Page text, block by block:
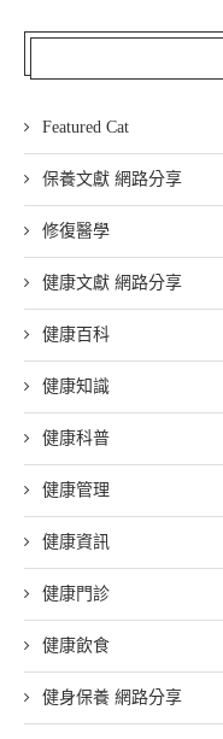
Featured Cat
保養文獻 網路分享
修復醫學
健康文獻 網路分享
健康百科
健康知識
健康科普
健康管理
健康資訊
健康門診
健康飲食
健身保養 網路分享